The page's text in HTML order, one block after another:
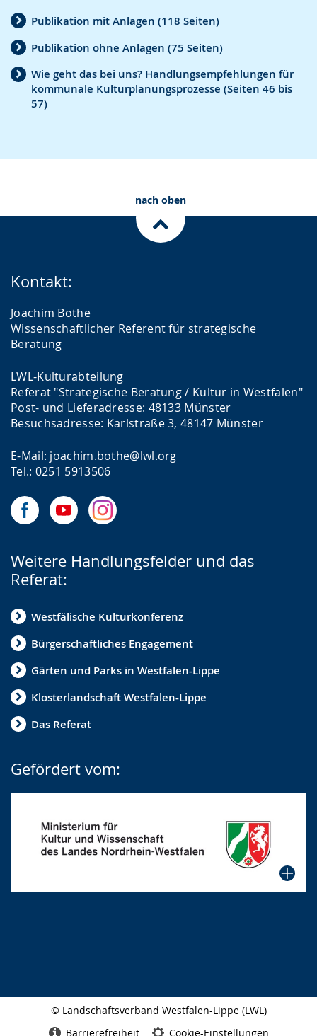
Publikation mit Anlagen (118 Seiten)
Publikation ohne Anlagen (75 Seiten)
Wie geht das bei uns? Handlungsempfehlungen für
kommunale Kulturplanungsprozesse (Seiten 46 bis
57)
a
c
h
e
l
U
n
t
z
g
s
c
h
e
d
s
r
a
h
e
w
r
d
a
n
e
z
e
i
g
t
nach oben
Kontakt:
Joachim Bothe
Wissenschaftlicher Referent für strategische
Beratung
LWL-Kulturabteilung
Referat "Strategische Beratung / Kultur in Westfalen"
Post- und Lieferadresse: 48133 Münster
Besuchsadresse: Karlstraße 3, 48147 Münster
E-Mail: joachim.bothe@lwl.org
Tel.: 0251 5913506
Weitere Handlungsfelder und das
Referat:
Westfälische Kulturkonferenz
Bürgerschaftliches Engagement
Gärten und Parks in Westfalen-Lippe
Klosterlandschaft Westfalen-Lippe
Das Referat
Gefördert vom:
© Landschaftsverband Westfalen-Lippe (LWL)
Barrierefreiheit Cookie-Einstellungen